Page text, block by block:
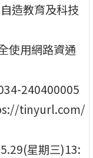
造教育及科技
使用網路資通
240400005
tinyurl.com/
星期三)13: